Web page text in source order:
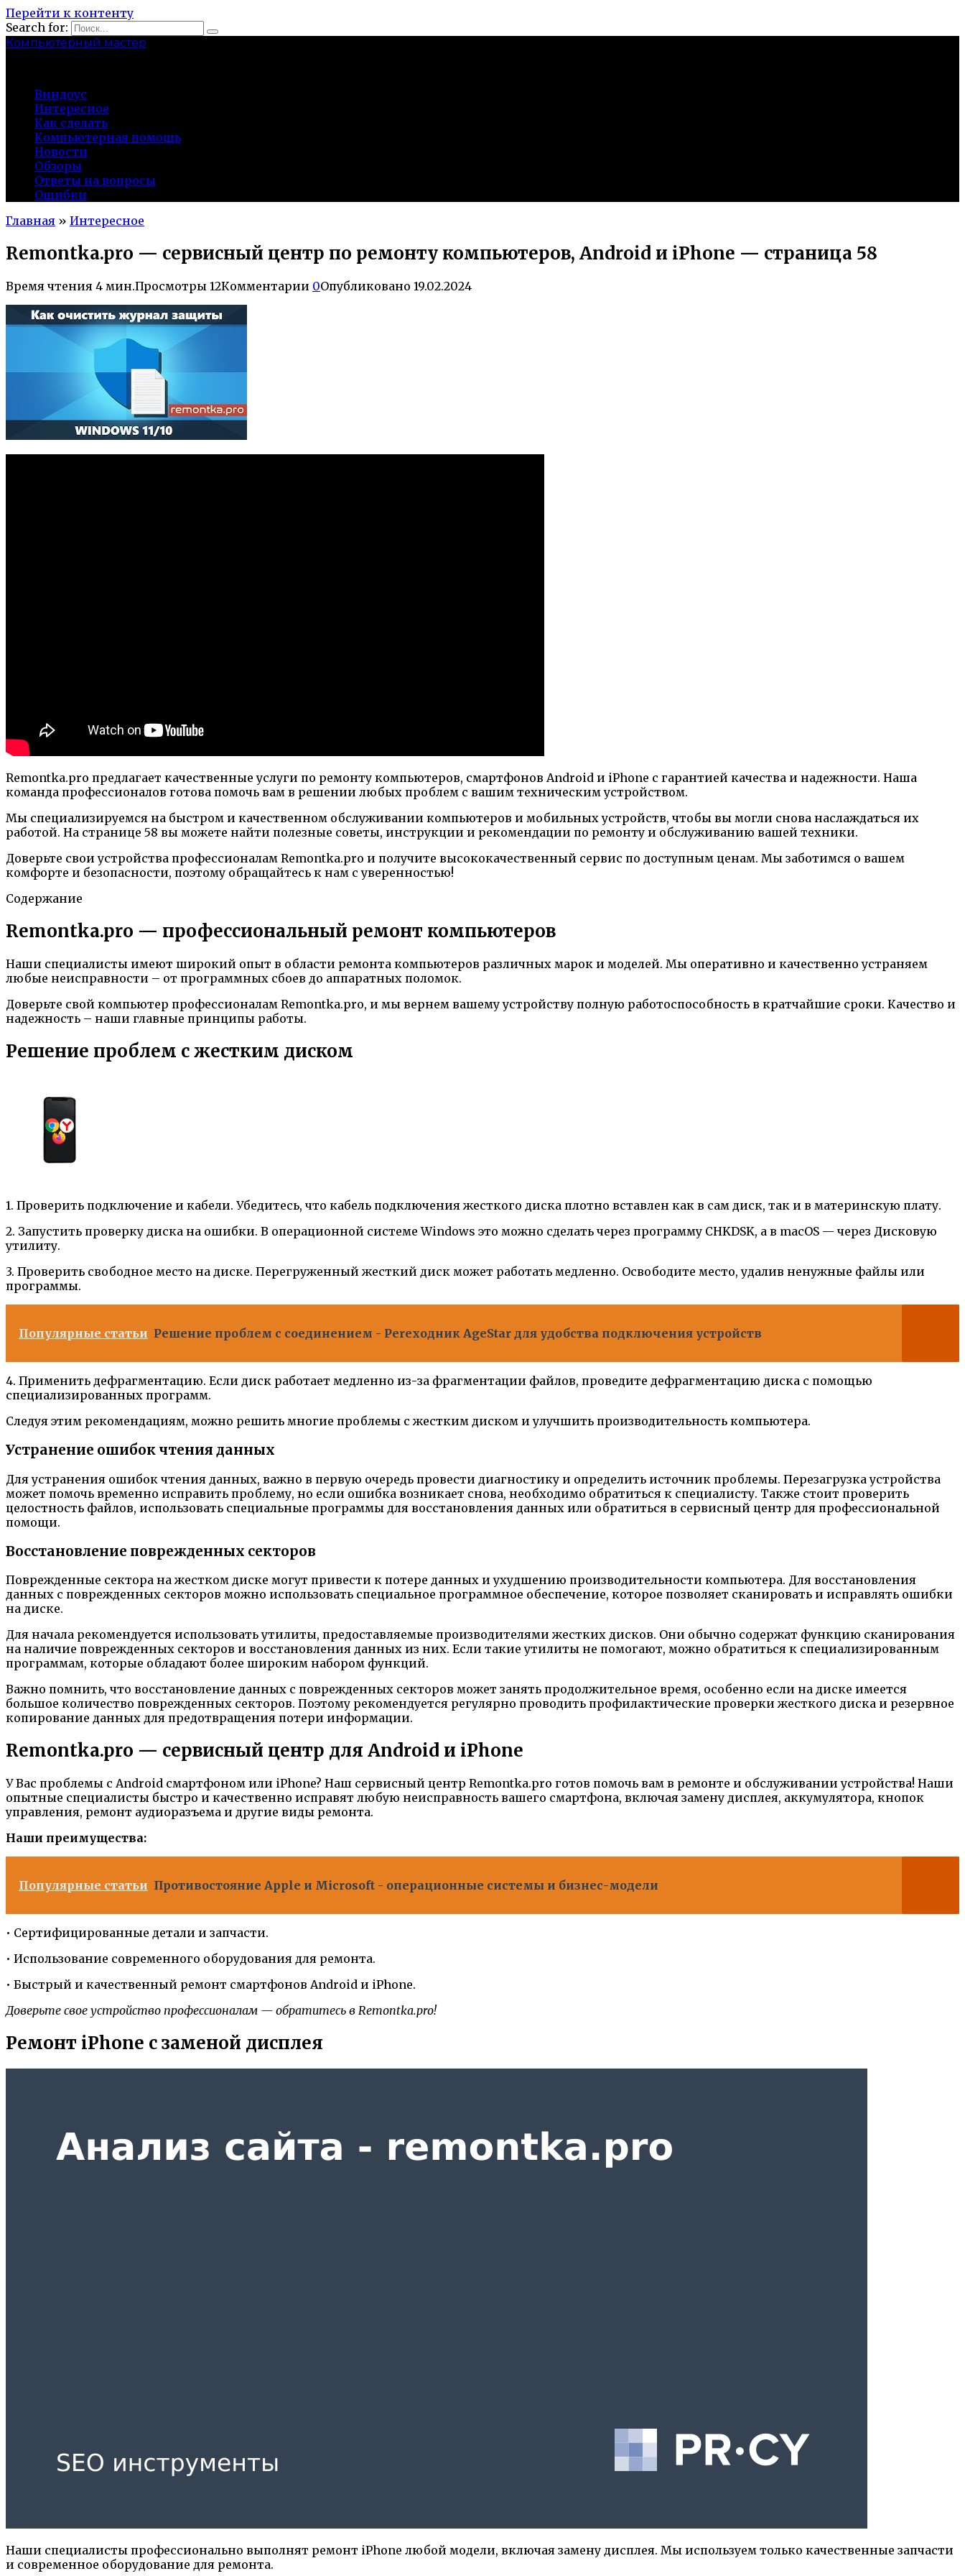
Перейти к контенту
Search for:
Компьютерный мастер
Виндоус
Интересное
Как сделать
Компьютерная помощь
Новости
Обзоры
Ответы на вопросы
Ошибки
Главная » Интересное
Remontka.pro — сервисный центр по ремонту компьютеров, Android и iPhone — страница 58
Время чтения 4 мин.Просмотры 12Комментарии 0Опубликовано 19.02.2024
Remontka.pro предлагает качественные услуги по ремонту компьютеров, смартфонов Android и iPhone с гарантией качества и надежности. Наша
команда профессионалов готова помочь вам в решении любых проблем с вашим техническим устройством.
Мы специализируемся на быстром и качественном обслуживании компьютеров и мобильных устройств, чтобы вы могли снова наслаждаться их
работой. На странице 58 вы можете найти полезные советы, инструкции и рекомендации по ремонту и обслуживанию вашей техники.
Доверьте свои устройства профессионалам Remontka.pro и получите высококачественный сервис по доступным ценам. Мы заботимся о вашем
комфорте и безопасности, поэтому обращайтесь к нам с уверенностью!
Содержание
Remontka.pro — профессиональный ремонт компьютеров
Наши специалисты имеют широкий опыт в области ремонта компьютеров различных марок и моделей. Мы оперативно и качественно устраняем
любые неисправности – от программных сбоев до аппаратных поломок.
Доверьте свой компьютер профессионалам Remontka.pro, и мы вернем вашему устройству полную работоспособность в кратчайшие сроки. Качество и
надежность – наши главные принципы работы.
Решение проблем с жестким диском
1. Проверить подключение и кабели. Убедитесь, что кабель подключения жесткого диска плотно вставлен как в сам диск, так и в материнскую плату.
2. Запустить проверку диска на ошибки. В операционной системе Windows это можно сделать через программу CHKDSK, а в macOS — через Дисковую
утилиту.
3. Проверить свободное место на диске. Перегруженный жесткий диск может работать медленно. Освободите место, удалив ненужные файлы или
программы.
Популярные статьи Решение проблем с соединением - Perеходник AgeStar для удобства подключения устройств
4. Применить дефрагментацию. Если диск работает медленно из-за фрагментации файлов, проведите дефрагментацию диска с помощью
специализированных программ.
Следуя этим рекомендациям, можно решить многие проблемы с жестким диском и улучшить производительность компьютера.
Устранение ошибок чтения данных
Для устранения ошибок чтения данных, важно в первую очередь провести диагностику и определить источник проблемы. Перезагрузка устройства
может помочь временно исправить проблему, но если ошибка возникает снова, необходимо обратиться к специалисту. Также стоит проверить
целостность файлов, использовать специальные программы для восстановления данных или обратиться в сервисный центр для профессиональной
помощи.
Восстановление поврежденных секторов
Поврежденные сектора на жестком диске могут привести к потере данных и ухудшению производительности компьютера. Для восстановления
данных с поврежденных секторов можно использовать специальное программное обеспечение, которое позволяет сканировать и исправлять ошибки
на диске.
Для начала рекомендуется использовать утилиты, предоставляемые производителями жестких дисков. Они обычно содержат функцию сканирования
на наличие поврежденных секторов и восстановления данных из них. Если такие утилиты не помогают, можно обратиться к специализированным
программам, которые обладают более широким набором функций.
Важно помнить, что восстановление данных с поврежденных секторов может занять продолжительное время, особенно если на диске имеется
большое количество поврежденных секторов. Поэтому рекомендуется регулярно проводить профилактические проверки жесткого диска и резервное
копирование данных для предотвращения потери информации.
Remontka.pro — сервисный центр для Android и iPhone
У Вас проблемы с Android смартфоном или iPhone? Наш сервисный центр Remontka.pro готов помочь вам в ремонте и обслуживании устройства! Наши
опытные специалисты быстро и качественно исправят любую неисправность вашего смартфона, включая замену дисплея, аккумулятора, кнопок
управления, ремонт аудиоразъема и другие виды ремонта.
Наши преимущества:
Популярные статьи Противостояние Apple и Microsoft - операционные системы и бизнес-модели
• Сертифицированные детали и запчасти.
• Использование современного оборудования для ремонта.
• Быстрый и качественный ремонт смартфонов Android и iPhone.
Доверьте свое устройство профессионалам — обратитесь в Remontka.pro!
Ремонт iPhone с заменой дисплея
Наши специалисты профессионально выполнят ремонт iPhone любой модели, включая замену дисплея. Мы используем только качественные запчасти
и современное оборудование для ремонта.